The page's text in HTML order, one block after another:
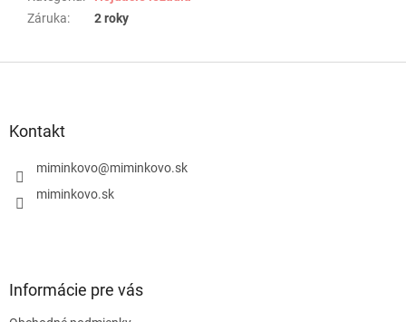
Záruka: 2 roky
Kontakt
miminkovo@miminkovo.sk
miminkovo.sk
Informácie pre vás